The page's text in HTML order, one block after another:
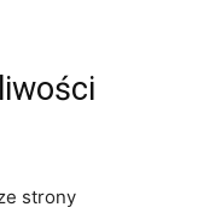
strony